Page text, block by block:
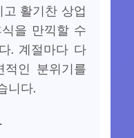
활기찬 상업
을 만끽할 수
. 계절마다 다
인 분위기를
니다.